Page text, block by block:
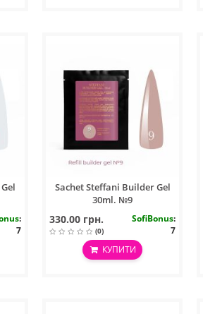
:
7
Sachet Steffani Builder Gel
30ml. №9
330.00 грн.
(0)
SofiBonus:
7
КУПИТИ